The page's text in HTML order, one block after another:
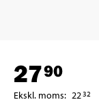
2790
Ekskl. moms: 2232